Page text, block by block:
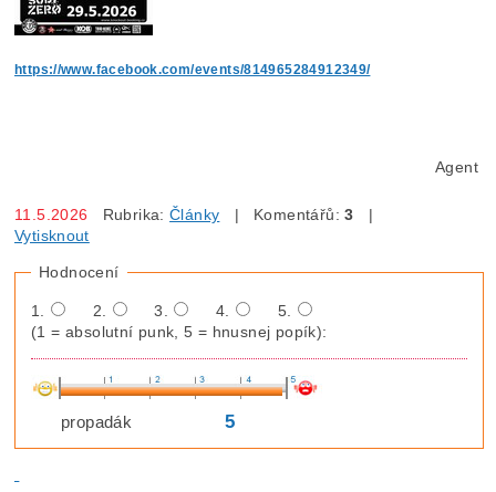
https://www.facebook.com/events/814965284912349/
Agent
11.5.2026 Rubrika:Články | Komentářů:3 |
Vytisknout
Hodnocení
1. 2. 3. 4.
5.
(1 = absolutní punk, 5 = hnusnej popík):
propadák 5